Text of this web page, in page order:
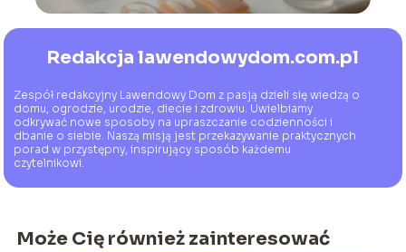
Redakcja lawendowydom.com.pl
Zespół redakcyjny Lawendowy Dom z pasją dzieli się wiedzą o
domu, ogrodzie, urodzie, diecie i zdrowiu. Uwielbiamy
odkrywać nowe sposoby na upraszczanie codzienności i
dbanie o siebie. Naszą misją jest przekazywanie praktycznych
porad w przystępny, inspirujący sposób każdemu
czytelnikowi.
Może Cię również zainteresować